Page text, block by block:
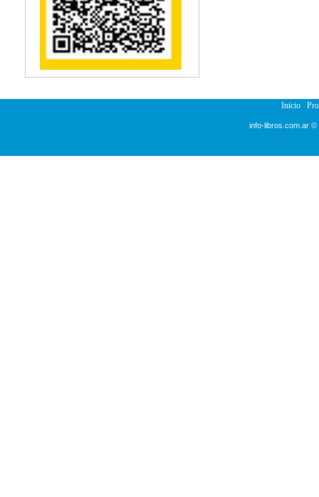
Reumatología
Salud Pública
Sección Medicina
Semiología
Terapia Ocupacional
Veterinaria
Inicio
info-libros.com.ar